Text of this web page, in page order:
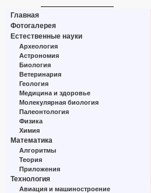
Главная
Фотогалерея
Естественные науки
Археология
Астрономия
Биология
Ветеринария
Геология
Медицина и здоровье
Молекулярная биология
Палеонтология
Физика
Химия
Математика
Алгоритмы
Теория
Приложения
Технология
Авиация и машиностроение